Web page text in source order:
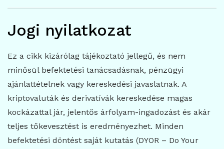
Jogi nyilatkozat
Ez a cikk kizárólag tájékoztató jellegű, és nem
minősül befektetési tanácsadásnak, pénzügyi
ajánlattételnek vagy kereskedési javaslatnak. A
kriptovaluták és derivatívák kereskedése magas
kockázattal jár, jelentős árfolyam-ingadozást és akár
teljes tőkevesztést is eredményezhet. Minden
befektetési döntést saját kutatás (DYOR – Do Your